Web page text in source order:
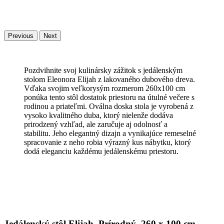
Previous Next
Pozdvihnite svoj kulinársky zážitok s jedálenským
stolom Eleonora Elijah z lakovaného dubového dreva.
Vďaka svojim veľkorysým rozmerom 260x100 cm
ponúka tento stôl dostatok priestoru na útulné večere s
rodinou a priateľmi. Oválna doska stola je vyrobená z
vysoko kvalitného duba, ktorý nielenže dodáva
prirodzený vzhľad, ale zaručuje aj odolnosť a
stabilitu. Jeho elegantný dizajn a vynikajúce remeselné
spracovanie z neho robia výrazný kus nábytku, ktorý
dodá eleganciu každému jedálenskému priestoru.